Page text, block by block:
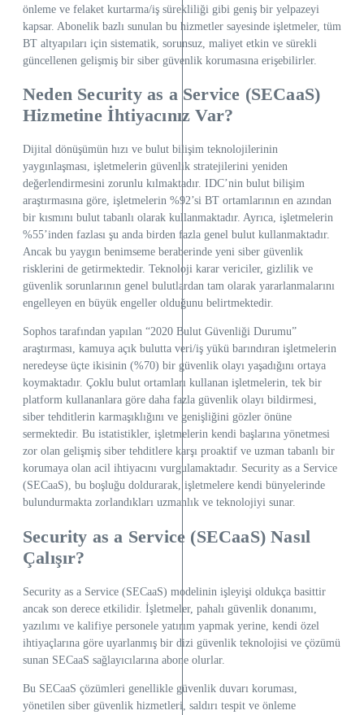
önleme ve felaket kurtarma/iş sürekliliği gibi geniş bir yelpazeyi
kapsar. Abonelik bazlı sunulan bu hizmetler sayesinde işletmeler, tüm
BT altyapıları için sistematik, sorunsuz, maliyet etkin ve sürekli
güncellenen gelişmiş bir siber güvenlik korumasına erişebilirler.
Neden Security as a Service (SECaaS)
Hizmetine İhtiyacınız Var?
Dijital dönüşümün hızı ve bulut bilişim teknolojilerinin
yaygınlaşması, işletmelerin güvenlik stratejilerini yeniden
değerlendirmesini zorunlu kılmaktadır. IDC’nin bulut bilişim
araştırmasına göre, işletmelerin %92’si BT ortamlarının en azından
bir kısmını bulut tabanlı olarak kullanmaktadır. Ayrıca, işletmelerin
%55’inden fazlası şu anda birden fazla genel bulut kullanmaktadır.
Ancak bu yaygın benimseme beraberinde yeni siber güvenlik
risklerini de getirmektedir. Teknoloji karar vericiler, gizlilik ve
güvenlik sorunlarının genel bulutlardan tam olarak yararlanmalarını
engelleyen en büyük engeller olduğunu belirtmektedir.
Sophos tarafından yapılan “2020 Bulut Güvenliği Durumu”
araştırması, kamuya açık bulutta veri/iş yükü barındıran işletmelerin
neredeyse üçte ikisinin (%70) bir güvenlik olayı yaşadığını ortaya
koymaktadır. Çoklu bulut ortamları kullanan işletmelerin, tek bir
platform kullananlara göre daha fazla güvenlik olayı bildirmesi,
siber tehditlerin karmaşıklığını ve genişliğini gözler önüne
sermektedir. Bu istatistikler, işletmelerin kendi başlarına yönetmesi
zor olan gelişmiş siber tehditlere karşı proaktif ve uzman tabanlı bir
korumaya olan acil ihtiyacını vurgulamaktadır. Security as a Service
(SECaaS), bu boşluğu doldurarak, işletmelere kendi bünyelerinde
bulundurmakta zorlandıkları uzmanlık ve teknolojiyi sunar.
Security as a Service (SECaaS) Nasıl
Çalışır?
Security as a Service (SECaaS) modelinin işleyişi oldukça basittir
ancak son derece etkilidir. İşletmeler, pahalı güvenlik donanımı,
yazılımı ve kalifiye personele yatırım yapmak yerine, kendi özel
ihtiyaçlarına göre uyarlanmış bir dizi güvenlik teknolojisi ve çözümü
sunan SECaaS sağlayıcılarına abone olurlar.
Bu SECaaS çözümleri genellikle güvenlik duvarı koruması,
yönetilen siber güvenlik hizmetleri, saldırı tespit ve önleme